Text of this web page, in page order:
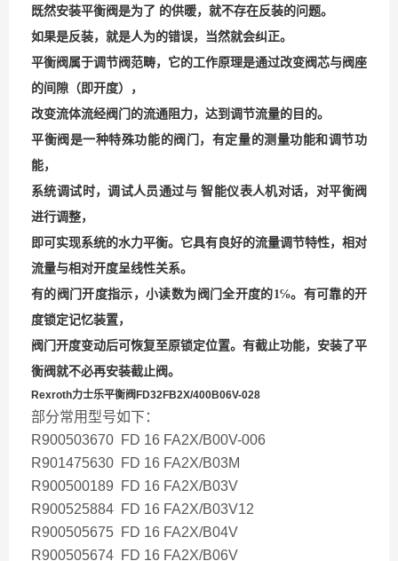
既然安装平衡阀是为了 的供暖，就不存在反装的问题。
如果是反装，就是人为的错误，当然就会纠正。
平衡阀属于调节阀范畴，它的工作原理是通过改变阀芯与阀座
的间隙（即开度），
改变流体流经阀门的流通阻力，达到调节流量的目的。
平衡阀是一种特殊功能的阀门，有定量的测量功能和调节功
能，
系统调试时，调试人员通过与 智能仪表人机对话，对平衡阀
进行调整，
即可实现系统的水力平衡。它具有良好的流量调节特性，相对
流量与相对开度呈线性关系。
有的阀门开度指示，小读数为阀门全开度的1℅。有可靠的开
度锁定记忆装置，
阀门开度变动后可恢复至原锁定位置。有截止功能，安装了平
衡阀就不必再安装截止阀。
Rexroth力士乐平衡阀FD32FB2X/400B06V-028
部分常用型号如下：
R900503670 FD 16 FA2X/B00V-006
R901475630 FD 16 FA2X/B03M
R900500189 FD 16 FA2X/B03V
R900525884 FD 16 FA2X/B03V12
R900505675 FD 16 FA2X/B04V
R900505674 FD 16 FA2X/B06V